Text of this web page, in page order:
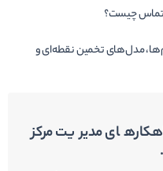
تماس چیست؟
مدل‌های تخمین نقطه‌ای و
مدیریت مرکز